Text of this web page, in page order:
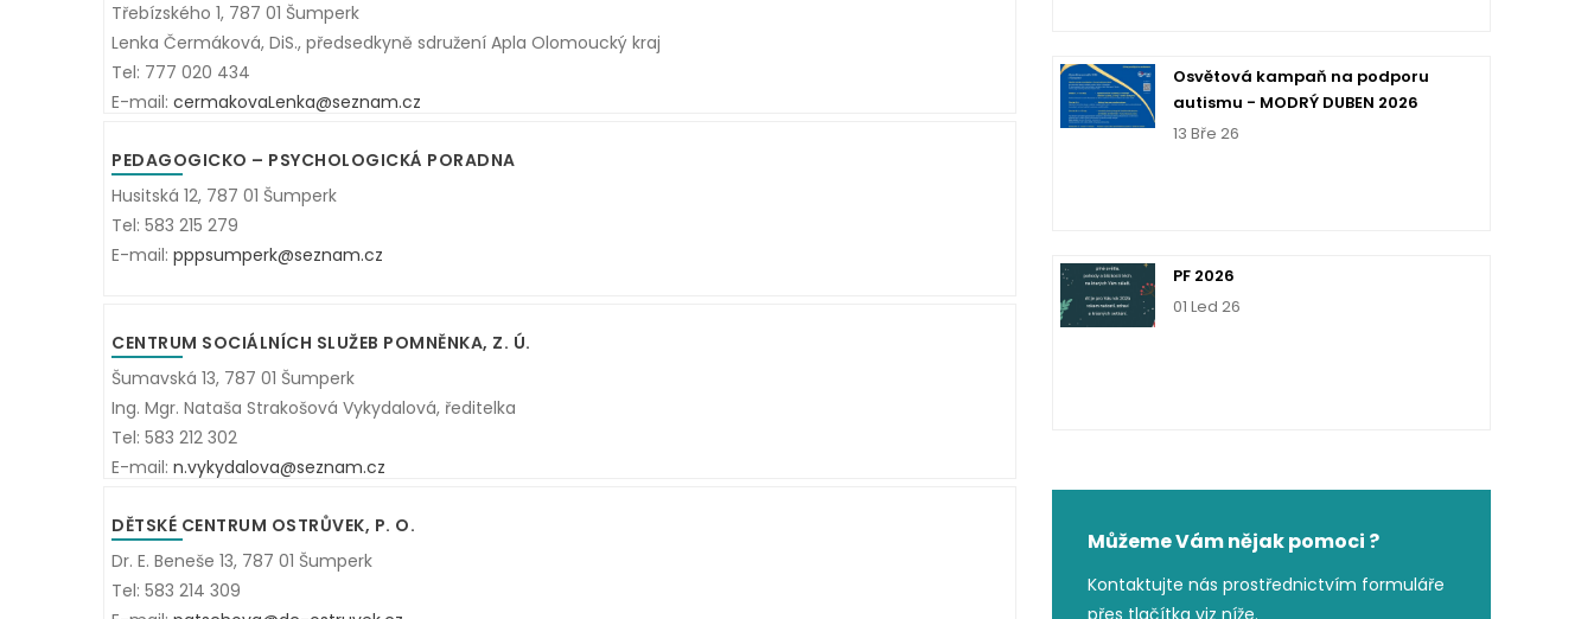
Třebízského 1, 787 01 Šumperk
Lenka Čermáková, DiS., předsedkyně sdružení Apla Olomoucký kraj
Tel: 777 020 434
E-mail: cermakovaLenka@seznam.cz
PEDAGOGICKO – PSYCHOLOGICKÁ PORADNA
Husitská 12, 787 01 Šumperk
Tel: 583 215 279
E-mail: pppsumperk@seznam.cz
CENTRUM SOCIÁLNÍCH SLUŽEB POMNĚNKA, Z. Ú.
Šumavská 13, 787 01 Šumperk
Ing. Mgr. Nataša Strakošová Vykydalová, ředitelka
Tel: 583 212 302
E-mail: n.vykydalova@seznam.cz
DĚTSKÉ CENTRUM OSTRŮVEK, P. O.
Dr. E. Beneše 13, 787 01 Šumperk
Tel: 583 214 309
Osvětová kampaň na podporu
autismu - MODRÝ DUBEN 2026
13 Bře 26
PF 2026
01 Led 26
Můžeme Vám nějak pomoci ?
Kontaktujte nás prostřednictvím formuláře
přes tlačítka viz níže.